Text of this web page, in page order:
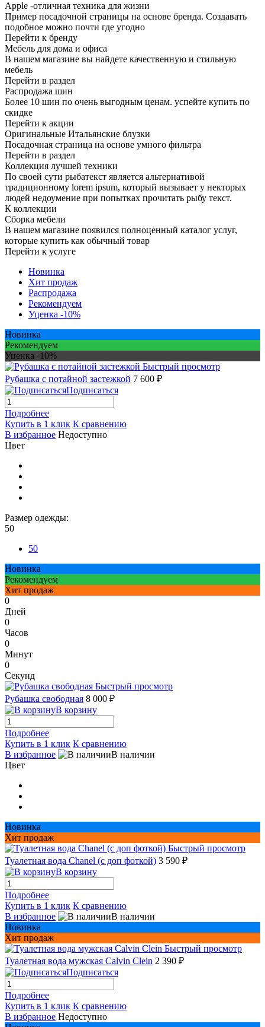
Apple -отличная техника для жизни
Пример посадочной страницы на основе бренда. Создавать
подобное можно почти где угодно
Перейти к бренду
Мебель для дома и офиса
В нашем магазине вы найдете качественную и стильную
мебель
Перейти в раздел
Распродажа шин
Более 10 шин по очень выгодным ценам. успейте купить по
скидке
Перейти к акции
Оригинальные Итальянские блузки
Посадочная страница на основе умного фильтра
Перейти в раздел
Коллекция лучшей техники
По своей сути рыбатекст является альтернативой
традиционному lorem ipsum, который вызывает у некторых
людей недоумение при попытках прочитать рыбу текст.
К коллекции
Сборка мебели
В нашем магазине появился полноценный каталог услуг,
которые купить как обычный товар
Перейти к услуге
Новинка
Хит продаж
Распродажа
Рекомендуем
Уценка -10%
Новинка
Рекомендуем
Уценка -10%
Быстрый просмотр
Рубашка с потайной застежкой 7 600 ₽
Подписаться
Подробнее
Купить в 1 клик К сравнению
В избранное Недоступно
Цвет
Размер одежды:
50
50
Новинка
Рекомендуем
Хит продаж
0
Дней
0
Часов
0
Минут
0
Секунд
Быстрый просмотр
Рубашка свободная 8 000 ₽
В корзину
Подробнее
Купить в 1 клик К сравнению
В избранное
В наличии
Цвет
Новинка
Хит продаж
Быстрый просмотр
Туалетная вода Chanel (с доп фоткой) 3 590 ₽
В корзину
Подробнее
Купить в 1 клик К сравнению
В избранное
В наличии
Новинка
Хит продаж
Быстрый просмотр
Туалетная вода мужская Сalvin Сlein 2 390 ₽
Подписаться
Подробнее
Купить в 1 клик К сравнению
В избранное Недоступно